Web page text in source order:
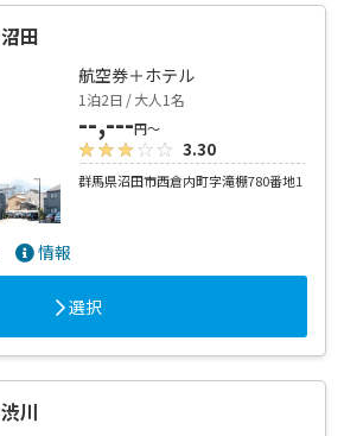
田
航空券＋ホテル
1泊2日 / 大人1名
--,---円～
3.30
群馬県沼田市西倉内町字滝棚780番地1
情報
選択
川